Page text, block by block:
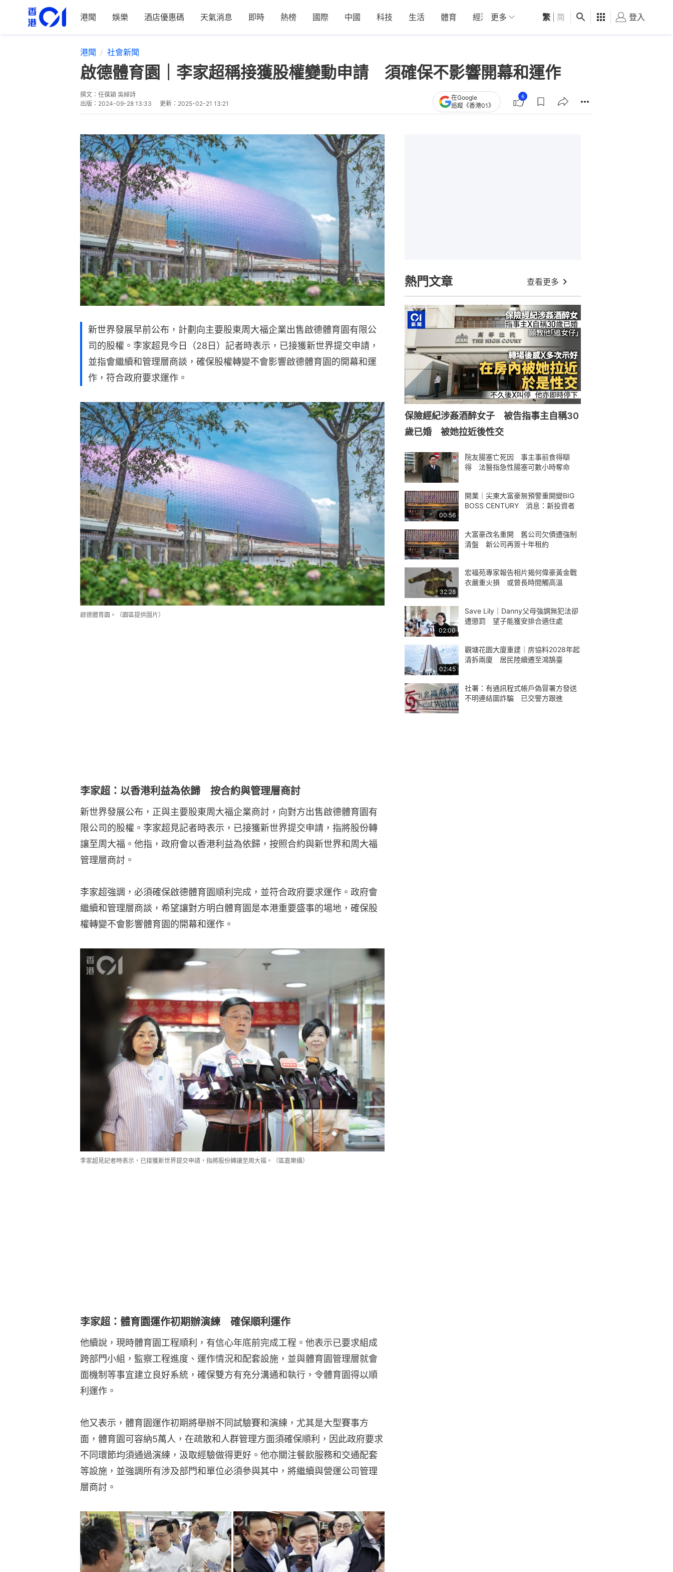
港聞 娛樂 酒店優惠碼 天氣消息 即時 熱榜 國際 中國 科技 生活 體育 經濟 01深圳 觀點 健康 好食玩飛
更多 繁 简 登入
港聞 社會新聞
啟德體育園｜李家超稱接獲股權變動申請 須確保不影響開幕和運作
撰文： 任葆穎 吳綽詩
出版： 2024-09-28 13:33 更新： 2025-02-21 13:21
在Google
追蹤《香港01》
6
新世界發展早前公布，計劃向主要股東周大福企業出售啟德體育園有限公
司的股權。李家超見今日（28日）記者時表示，已接獲新世界提交申請，
並指會繼續和管理層商談，確保股權轉變不會影響啟德體育園的開幕和運
作，符合政府要求運作。
啟德體育園。（園區提供圖片）
李家超：以香港利益為依歸 按合約與管理層商討
新世界發展公布，正與主要股東周大福企業商討，向對方出售啟德體育園有
限公司的股權。李家超見記者時表示，已接獲新世界提交申請，指將股份轉
讓至周大福。他指，政府會以香港利益為依歸，按照合約與新世界和周大福
管理層商討。
李家超強調，必須確保啟德體育園順利完成，並符合政府要求運作。政府會
繼續和管理層商談，希望讓對方明白體育園是本港重要盛事的場地，確保股
權轉變不會影響體育園的開幕和運作。
李家超見記者時表示，已接獲新世界提交申請，指將股份轉讓至周大福。（區嘉樂攝）
李家超：體育園運作初期辦演練 確保順利運作
他續說，現時體育園工程順利，有信心年底前完成工程。他表示已要求組成
跨部門小組，監察工程進度、運作情況和配套設施，並與體育園管理層就會
面機制等事宜建立良好系統，確保雙方有充分溝通和執行，令體育園得以順
利運作。
他又表示，體育園運作初期將舉辦不同試驗賽和演練，尤其是大型賽事方
面，體育園可容納5萬人，在疏散和人群管理方面須確保順利，因此政府要求
不同環節均須通過演練，汲取經驗做得更好。他亦關注餐飲服務和交通配套
等設施，並強調所有涉及部門和單位必須參與其中，將繼續與營運公司管理
層商討。
熱門文章 查看更多
保險經紀涉姦酒醉女子 被告指事主自稱30
歲已婚 被她拉近後性交
院友腸塞亡死因 事主事前食得瞓
得 法醫指急性腸塞可數小時奪命
00:56
開業｜尖東大富豪無預警重開變BIG
BOSS CENTURY 消息：新投資者
大富豪改名重開 舊公司欠債遭強制
清盤 新公司再簽十年租約
32:28
宏福苑專家報告相片揭何偉豪黃金戰
衣嚴重火損 或曾長時間觸高溫
02:00
Save Lily｜Danny父母強調無犯法卻
遭懲罰 望子能獲安排合適住處
02:45
觀塘花園大廈重建｜房協料2028年起
清拆兩廈 居民陸續遷至鴻鵠臺
社署：有通訊程式帳戶偽冒署方發送
不明連結圖詐騙 已交警方跟進